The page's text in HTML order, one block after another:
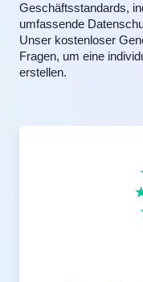
Geschäftsstandards,
umfassende
Unser kostenloser
Fragen, um eine
erstellen.